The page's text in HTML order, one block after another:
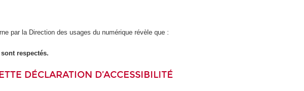
par la Direction des usages du numérique révèle que :
respectés.
DÉCLARATION D’ACCESSIBILITÉ